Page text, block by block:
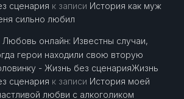
сценария к записи История как муж
сильно любил
Любовь онлайн: Известны случаи,
герои находили свою вторую
- Жизнь без сценарияЖизнь
сценария к записи История моей
любви с алкоголиком